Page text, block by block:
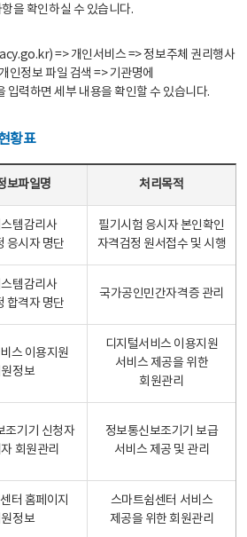
을 확인하실 수 있습니다.
=> 개인서비스 => 정보주체 권리행사
인정보 파일 검색 => 기관명에
력하면 세부 내용을 확인할 수 있습니다.
황표
보파일명 처리목적
템감리사
응시자 명단
필기시험 응시자 본인확인
자격검정 원서접수 및 시행
템감리사
합격자 명단
국가공인민간자격증 관리
스 이용지원
정보
디지털서비스 이용지원
서비스 제공을 위한
회원관리
조기기 신청자
회원관리
정보통신보조기기 보급
서비스 제공 및 관리
터 홈페이지
정보
스마트쉼센터 서비스
제공을 위한 회원관리